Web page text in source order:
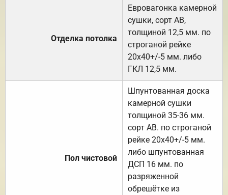
Отделка потолка
Евровагонка камерной
сушки, сорт АВ,
толщиной 12,5 мм. по
строганой рейке
20х40+/-5 мм. либо
ГКЛ 12,5 мм.
Пол чистовой
Шпунтованная доска
камерной сушки
толщиной 35-36 мм.
сорт АВ. по строганой
рейке 20х40+/-5 мм.
либо шпунтованная
ДСП 16 мм. по
разряженной
обрешётке из